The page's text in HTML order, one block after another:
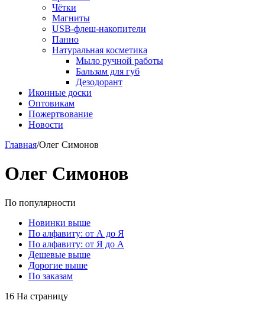
Чётки
Магниты
USB-флеш-накопители
Панно
Натуральная косметика
Мыло ручной работы
Бальзам для губ
Дезодорант
Иконные доски
Оптовикам
Пожертвование
Новости
Главная/Олег Симонов
Олег Симонов
По популярности
Новинки выше
По алфавиту: от А до Я
По алфавиту: от Я до А
Дешевые выше
Дорогие выше
По заказам
16 На страницу